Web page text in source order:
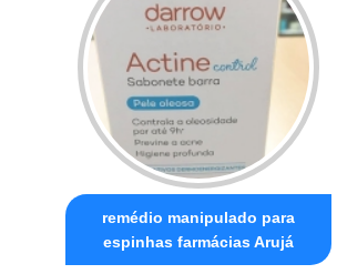
remédio manipulado para
espinhas farmácias Arujá